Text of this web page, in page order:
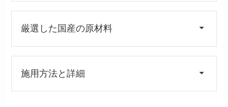
厳選した国産の原材料
施用方法と詳細